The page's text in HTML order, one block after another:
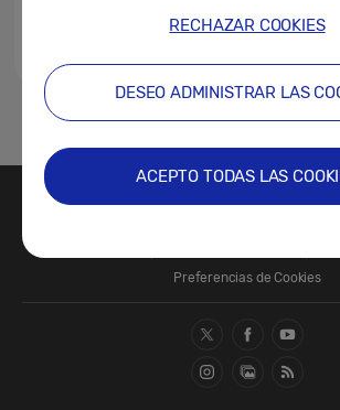
1
Términos de Uso
Preferencias de Cookies
RECHAZAR COOKIES
DESEO ADMINISTRAR LAS
ACEPTO TODAS LAS